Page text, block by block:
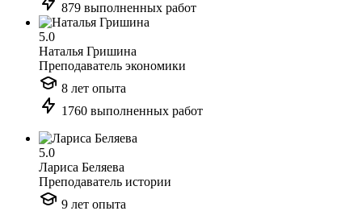
879 выполненных работ
5.0
Наталья Гришина
Преподаватель экономики
8 лет опыта
1760 выполненных работ
5.0
Лариса Беляева
Преподаватель истории
9 лет опыта